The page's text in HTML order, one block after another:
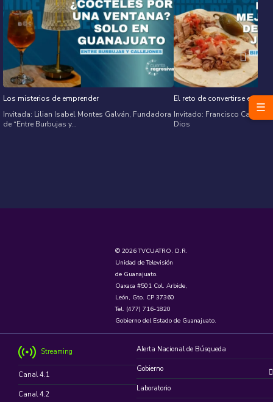
Los misterios de emprender
Invitada: Lilian Isabel Montes Galván, Fundadora
de “Entre Burbujas y...
El reto de convertirse en
Invitado: Francisco Campos,
Dios
© 2026 TVCUATRO. D.R.
Unidad de Televisión
de Guanajuato.
Oaxaca #501 Col. Arbide,
León, Gto. CP 37360
Tel. (477) 716-1820
Gobierno del Estado de Guanajuato.
Streaming
Canal 4.1
Canal 4.2
Alerta Nacional de Búsqueda
Gobierno
Laboratorio
☰